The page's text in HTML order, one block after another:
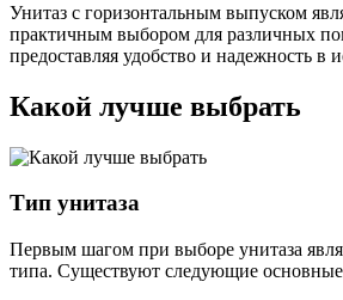
Унитаз с горизонтальным выпуском
практичным выбором для различных
предоставляя удобство и надежность в
Какой лучше выбрать
Тип унитаза
Первым шагом при выборе унитаза
типа. Существуют следующие